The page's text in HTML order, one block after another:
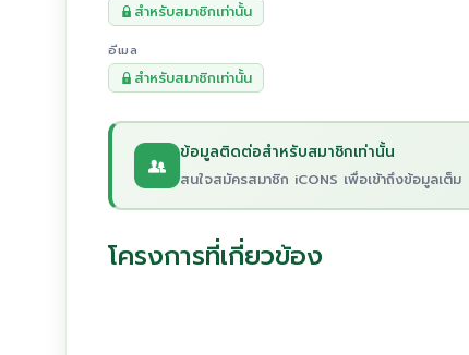
สำหรับสมาชิกเท่านั้น
อีเมล
สำหรับสมาชิกเท่านั้น
ข้อมูลติดต่อสำหรับสมาชิกเท่านั้น
สนใจสมัครสมาชิก iCONS เพื่อเข้าถึงข้อมูลเต็ม
โครงการที่เกี่ยวข้อง